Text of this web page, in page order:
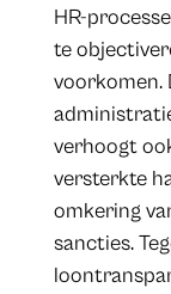
HR-
te
voorkomen.
verhoogt
versterkte
omkering
sancties.